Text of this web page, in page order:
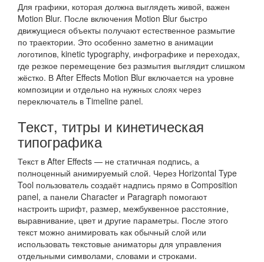
Для графики, которая должна выглядеть живой, важен
Motion Blur. После включения Motion Blur быстро
движущиеся объекты получают естественное размытие
по траектории. Это особенно заметно в анимации
логотипов, kinetic typography, инфографике и переходах,
где резкое перемещение без размытия выглядит слишком
жёстко. В After Effects Motion Blur включается на уровне
композиции и отдельно на нужных слоях через
переключатель в Timeline panel.
Текст, титры и кинетическая
типографика
Текст в After Effects — не статичная подпись, а
полноценный анимируемый слой. Через Horizontal Type
Tool пользователь создаёт надпись прямо в Composition
panel, а панели Character и Paragraph помогают
настроить шрифт, размер, межбуквенное расстояние,
выравнивание, цвет и другие параметры. После этого
текст можно анимировать как обычный слой или
использовать текстовые аниматоры для управления
отдельными символами, словами и строками.